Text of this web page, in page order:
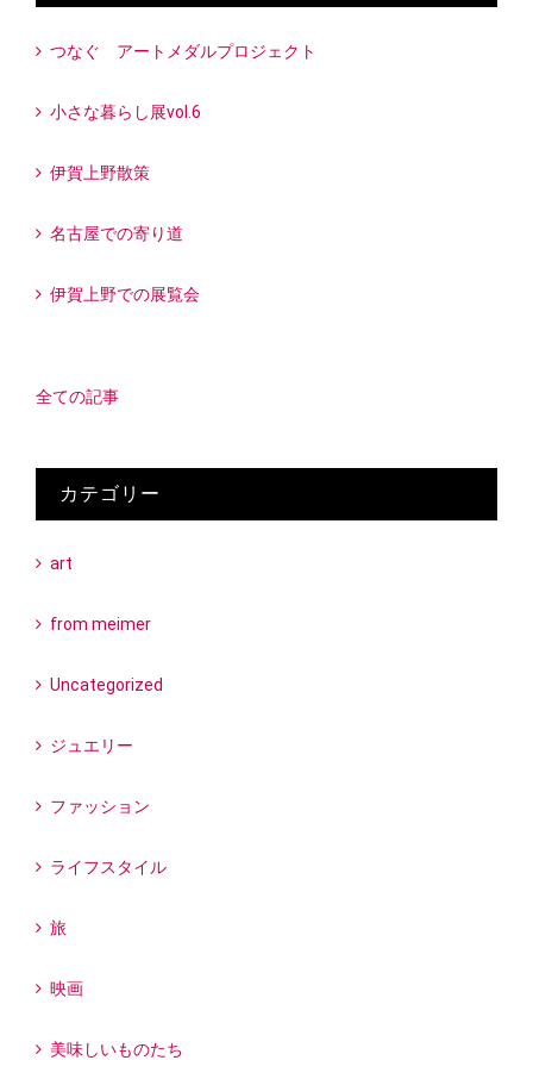
つなぐ アートメダルプロジェクト
小さな暮らし展vol.6
伊賀上野散策
名古屋での寄り道
伊賀上野での展覧会
全ての記事
カテゴリー
art
from meimer
Uncategorized
ジュエリー
ファッション
ライフスタイル
旅
映画
美味しいものたち